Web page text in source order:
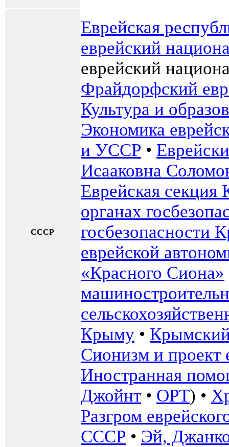
СССР
Еврейская
еврейский
еврейский
Фрайдорфский
Культура и
Экономика
и УССР •
Исааковна
Еврейская
органах
госбезопасности
еврейской
«Красного Сиона»
Крыму • Крымский
Сионизм и проект
Иностранная
Джойнт • ОРТ) •
Разгром
СССР • Эй,